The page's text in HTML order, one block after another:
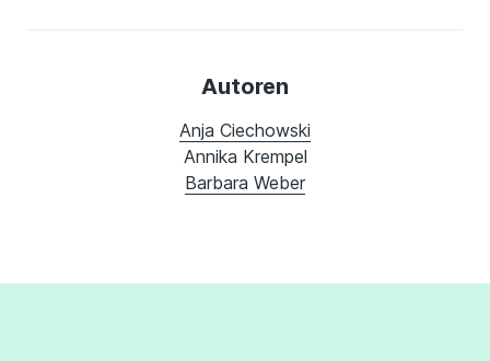
Autoren
Anja Ciechowski
Annika Krempel
Barbara Weber